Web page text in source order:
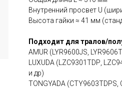
Внутренний проcвет U
Высота гайки ≈ 41 мм
Подходит для тралов/
AMUR (LYR9600JS,
LUXUDA (LZС9301ТDР,
и др)
TONGYADA